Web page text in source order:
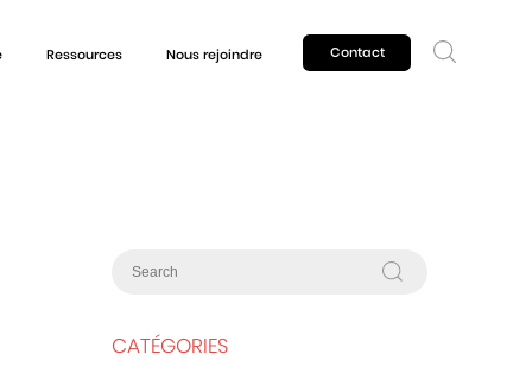
Ressources Nous rejoindre Contact
CATÉGORIES